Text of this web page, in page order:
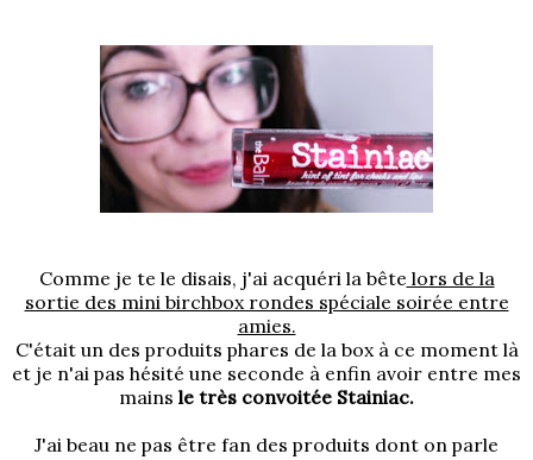
Comme je te le disais, j'ai acquéri la bête lors de la
sortie des mini birchbox rondes spéciale soirée entre
amies.
C'était un des produits phares de la box à ce moment là
et je n'ai pas hésité une seconde à enfin avoir entre mes
mains le très convoitée Stainiac.
J'ai beau ne pas être fan des produits dont on parle